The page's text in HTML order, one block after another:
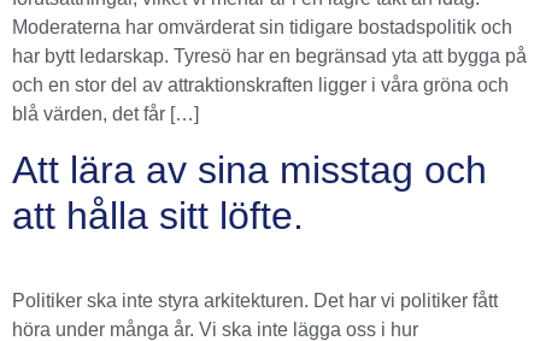
Moderaterna har omvärderat sin tidigare bostadspolitik och
har bytt ledarskap. Tyresö har en begränsad yta att bygga på
och en stor del av attraktionskraften ligger i våra gröna och
blå värden, det får […]
Att lära av sina misstag och
att hålla sitt löfte.
Politiker ska inte styra arkitekturen. Det har vi politiker fått
höra under många år. Vi ska inte lägga oss i hur